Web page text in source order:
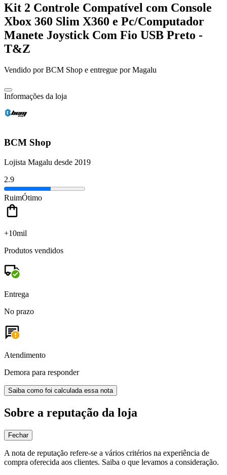
Kit 2 Controle Compatível com Console
Xbox 360 Slim X360 e Pc/Computador
Manete Joystick Com Fio USB Preto -
T&Z
Vendido porBCM Shop e entregue por Magalu
Informações da loja
BCM Shop
Lojista Magalu desde 2019
2.9
RuimÓtimo
+10mil
Produtos vendidos
Entrega
No prazo
Atendimento
Demora para responder
Saiba como foi calculada essa nota
Sobre a reputação da loja
Fechar
A nota de reputação refere-se a vários critérios na experiência de
compra oferecida aos clientes. Saiba o que levamos a consideração.